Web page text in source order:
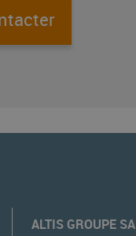
ALTIS GROUPE SA